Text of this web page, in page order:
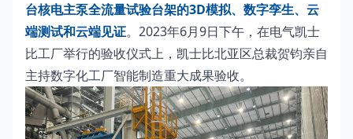
台核电主泵全流量试验台架的3D模拟、数字孪生、云
端测试和云端见证。2023年6月9日下午，在电气凯士
比工厂举行的验收仪式上，凯士比北亚区总裁贺钧亲自
主持数字化工厂智能制造重大成果验收。